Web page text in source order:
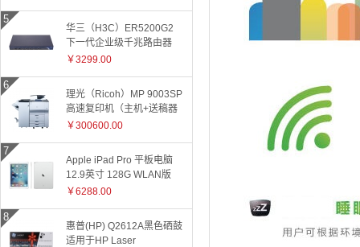
华三（H3C）ER5200G2
下一代企业级千兆路由器
￥3299.00
理光（Ricoh）MP 9003SP
高速复印机（主机+送稿器
+小册子装订器）
￥300600.00
Apple iPad Pro 平板电脑
12.9英寸 128G WLAN版
ML0Q2CH 银色
￥6288.00
惠普(HP) Q2612A黑色硒鼓
适用于HP Laser